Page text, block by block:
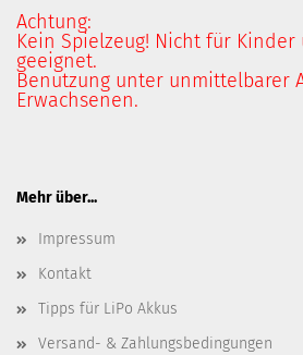
Achtung:
Kein Spielzeug! Nicht für Kinder
geeignet.
Benutzung unter unmittelbarer
Erwachsenen.
Mehr über...
Impressum
Kontakt
Tipps für LiPo Akkus
Versand- & Zahlungsbedingungen